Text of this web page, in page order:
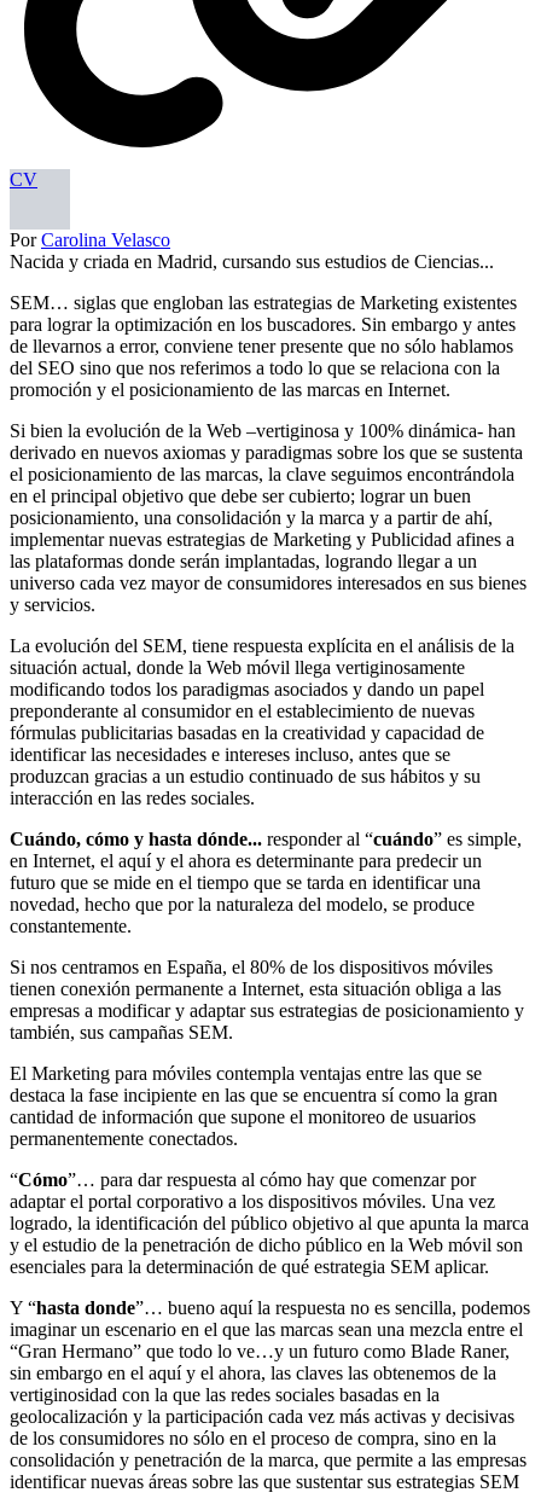
CV
PorCarolina Velasco
Nacida y criada en Madrid, cursando sus estudios de Ciencias...
SEM… siglas que engloban las estrategias de Marketing existentes
para lograr la optimización en los buscadores. Sin embargo y antes
de llevarnos a error, conviene tener presente que no sólo hablamos
del SEO sino que nos referimos a todo lo que se relaciona con la
promoción y el posicionamiento de las marcas en Internet.
Si bien la evolución de la Web –vertiginosa y 100% dinámica- han
derivado en nuevos axiomas y paradigmas sobre los que se sustenta
el posicionamiento de las marcas, la clave seguimos encontrándola
en el principal objetivo que debe ser cubierto; lograr un buen
posicionamiento, una consolidación y la marca y a partir de ahí,
implementar nuevas estrategias de Marketing y Publicidad afines a
las plataformas donde serán implantadas, logrando llegar a un
universo cada vez mayor de consumidores interesados en sus bienes
y servicios.
La evolución del SEM, tiene respuesta explícita en el análisis de la
situación actual, donde la Web móvil llega vertiginosamente
modificando todos los paradigmas asociados y dando un papel
preponderante al consumidor en el establecimiento de nuevas
fórmulas publicitarias basadas en la creatividad y capacidad de
identificar las necesidades e intereses incluso, antes que se
produzcan gracias a un estudio continuado de sus hábitos y su
interacción en las redes sociales.
Cuándo, cómo y hasta dónde... responder al “cuándo” es simple,
en Internet, el aquí y el ahora es determinante para predecir un
futuro que se mide en el tiempo que se tarda en identificar una
novedad, hecho que por la naturaleza del modelo, se produce
constantemente.
Si nos centramos en España, el 80% de los dispositivos móviles
tienen conexión permanente a Internet, esta situación obliga a las
empresas a modificar y adaptar sus estrategias de posicionamiento y
también, sus campañas SEM.
El Marketing para móviles contempla ventajas entre las que se
destaca la fase incipiente en las que se encuentra sí como la gran
cantidad de información que supone el monitoreo de usuarios
permanentemente conectados.
“Cómo”… para dar respuesta al cómo hay que comenzar por
adaptar el portal corporativo a los dispositivos móviles. Una vez
logrado, la identificación del público objetivo al que apunta la marca
y el estudio de la penetración de dicho público en la Web móvil son
esenciales para la determinación de qué estrategia SEM aplicar.
Y “hasta donde”… bueno aquí la respuesta no es sencilla, podemos
imaginar un escenario en el que las marcas sean una mezcla entre el
“Gran Hermano” que todo lo ve…y un futuro como Blade Raner,
sin embargo en el aquí y el ahora, las claves las obtenemos de la
vertiginosidad con la que las redes sociales basadas en la
geolocalización y la participación cada vez más activas y decisivas
de los consumidores no sólo en el proceso de compra, sino en la
consolidación y penetración de la marca, que permite a las empresas
identificar nuevas áreas sobre las que sustentar sus estrategias SEM